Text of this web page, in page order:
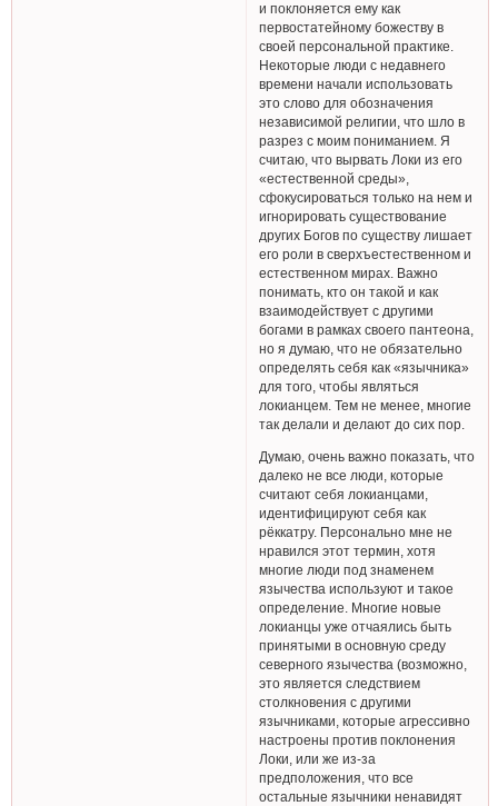
и поклоняется ему как
первостатейному божеству в
своей персональной практике.
Некоторые люди с недавнего
времени начали использовать
это слово для обозначения
независимой религии, что шло в
разрез с моим пониманием. Я
считаю, что вырвать Локи из его
«естественной среды»,
сфокусироваться только на нем и
игнорировать существование
других Богов по существу лишает
его роли в сверхъестественном и
естественном мирах. Важно
понимать, кто он такой и как
взаимодействует с другими
богами в рамках своего пантеона,
но я думаю, что не обязательно
определять себя как «язычника»
для того, чтобы являться
локианцем. Тем не менее, многие
так делали и делают до сих пор.
Думаю, очень важно показать, что
далеко не все люди, которые
считают себя локианцами,
идентифицируют себя как
рёккатру. Персонально мне не
нравился этот термин, хотя
многие люди под знаменем
язычества используют и такое
определение. Многие новые
локианцы уже отчаялись быть
принятыми в основную среду
северного язычества (возможно,
это является следствием
столкновения с другими
язычниками, которые агрессивно
настроены против поклонения
Локи, или же из-за
предположения, что все
остальные язычники ненавидят